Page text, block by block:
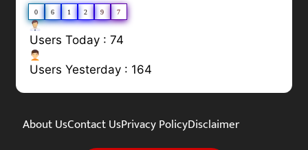
0 6 1 2 9 7
Users Today : 74
Users Yesterday : 164
About UsContact UsPrivacy PolicyDisclaimer